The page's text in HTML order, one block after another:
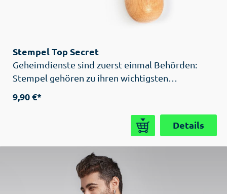
Stempel Top Secret
Geheimdienste sind zuerst einmal Behörden:
Stempel gehören zu ihren wichtigsten
wissen, welches Dokument er stehlen muss,
wenn es nicht mit Top Secret gestempelt ist?
9,90 €*
Details